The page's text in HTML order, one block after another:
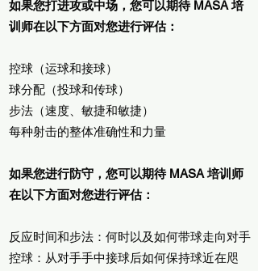
如果您打进攻或中场，您可以期待 MASA 培
训师在以下方面对您进行评估：
控球（运球和接球）
球分配（投球和传球）
步法（速度、敏捷和敏捷）
每种射击的整体准确性和力量
如果您进行防守，您可以期待 MASA 培训师
在以下方面对您进行评估：
反应时间和步法：何时以及如何带球走向对手
控球：从对手手中接球后如何保持球近在咫